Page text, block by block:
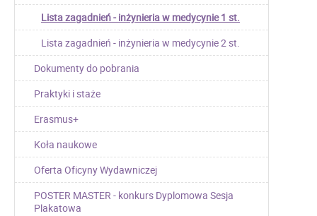
Lista zagadnień - inżynieria w medycynie 1 st.
Lista zagadnień - inżynieria w medycynie 2 st.
Dokumenty do pobrania
Praktyki i staże
Erasmus+
Koła naukowe
Oferta Oficyny Wydawniczej
POSTER MASTER - konkurs Dyplomowa Sesja
Plakatowa